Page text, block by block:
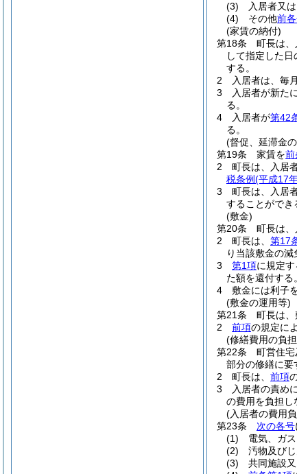
(3)
入居者又
(4)
その他前
(家賃の納付)
第18条
町長は、
して指定した日
する。
2
入居者は、毎
3
入居者が新た
る。
4
入居者が第42
る。
(督促、延滞金
第19条
家賃を前
2
町長は、入居
税条例(平成17
3
町長は、入居
することができ
(敷金)
第20条
町長は、
2
町長は、 第17
り当該敷金の減
3
第1項に規定
た額を還付する。
4
敷金には利子
(敷金の運用等)
第21条
町長は
2
前項の規定に
(修繕費用の負
第22条
町営住
部分の修繕に要
2
町長は、 前項
3
入居者の責め
の費用を負担し
(入居者の費用
第23条
次の各号
(1)
電気、ガ
(2)
汚物及び
(3)
共同施設